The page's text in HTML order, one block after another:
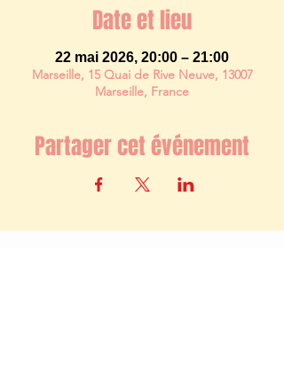
Date et lieu
22 mai 2026, 20:00 – 21:00
Marseille, 15 Quai de Rive Neuve, 13007
Marseille, France
Partager cet événement